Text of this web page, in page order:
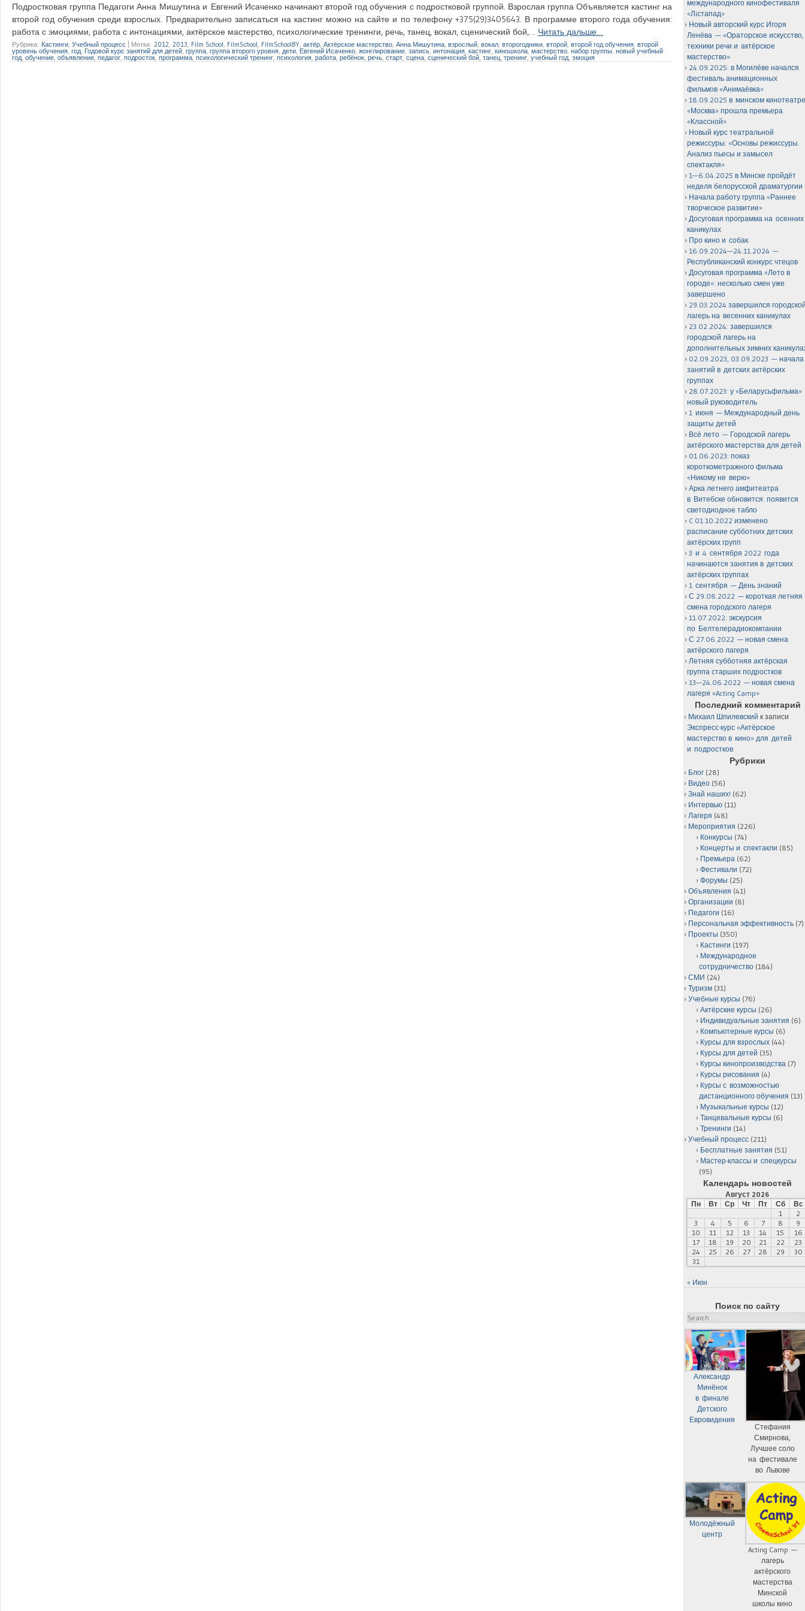
Подростковая группа Педагоги Анна Мишутина и Евгений Исаченко начинают второй год обучения с подростковой группой. Взрослая группа Объявляется кастинг на
второй год обучения среди взрослых. Предварительно записаться на кастинг можно на сайте и по телефону +375(29)3405643. В программе второго года обучения:
работа с эмоциями, работа с интонациями, актёрское мастерство, психологические тренинги, речь, танец, вокал, сценический бой,… Читать дальше…
Рубрика: Кастинги Учебный процесс Метки: 2012 2013 Film School FilmSchool FilmSchoolBY актёр Актёрское мастерство Анна Мишутина взрослый вокал второгодники второй второй год обучения второй
уровень обучения, год Годовой курс занятий для детей группа группа второго уровня дети Евгений Исаченко жонглирование запись интонация кастинг киношкола, мастерство, набор группы, новый учебный
год обучение объявление, педагог подросток, программа, психологический тренинг психология работа ребёнок речь старт ,сцена сценический бой танец тренинг, учебный год эмоция
международного кинофестиваля
«Лiстапад»
Новый авторский курс Игоря
Ленёва — «Ораторское искусство,
техники речи и актёрское
мастерство»
24.09.2025: в Могилёве начался
фестиваль анимационных
фильмов «Анимаёвка»
18.09.2025 в минском
«Москва» прошла премьера
«Классной»
Новый курс театральной
режиссуры: «Основы режиссуры.
Анализ пьесы и замысел
спектакля»
1—6.04.2025 в Минске пройдёт
неделя белорусской драматургии
Начала работу группа «Раннее
творческое развитие»
Досуговая программа на осенних
каникулах
Про кино и собак
16.09.2024—24.11.2024 —
Республиканский конкурс чтецов
Досуговая программа «Лето в
городе»: несколько смен уже
завершено
29.03.2024 завершился
лагерь на весенних каникулах
23.02.2024: завершился
городской лагерь на
дополнительных зимних
02.09.2023, 03.09.2023 — начала
занятий в детских актёрских
группах
28.07.2023: у «Беларусьфильма»
новый руководитель
1 июня — Международный день
защиты детей
Всё лето — Городской лагерь
актёрского мастерства для детей
01.06.2023: показ
короткометражного фильма
«Никому не верю»
Арка летнего амфитеатра
в Витебске обновится: появится
светодиодное табло
C 01.10.2022 изменено
расписание субботних детских
актёрских групп
3 и 4 сентября 2022 года
начинаются занятия в детских
актёрских группах
1 сентября — День знаний
С 29.08.2022 — короткая летняя
смена городского лагеря
11.07.2022: экскурсия
по Белтелерадиокомпании
С 27.06.2022 — новая смена
актёрского лагеря
Летняя субботняя актёрская
группа старших подростков
13—24.06.2022 — новая смена
лагеря «Acting Camp»
Последний комментарий
Михаил Шпилевский к записи
Экспресс-курс «Актёрское
мастерство в кино» для детей
и подростков
Рубрики
Блог (28)
Видео (56)
Знай наших! (62)
Интервью (11)
Лагеря (48)
Мероприятия (226)
Конкурсы (74)
Концерты и спектакли (85)
Премьера (62)
Фестивали (72)
Форумы (25)
Объявления (41)
Организации (8)
Педагоги (16)
Персональная эффективность (7)
Проекты (350)
Кастинги (197)
Международное
сотрудничество (184)
СМИ (24)
Туризм (31)
Учебные курсы (76)
Актёрские курсы (26)
Индивидуальные занятия (6)
Компьютерные курсы (6)
Курсы для взрослых (44)
Курсы для детей (35)
Курсы кинопроизводства (7)
Курсы рисования (4)
Курсы с возможностью
дистанционного обучения (13)
Музыкальные курсы (12)
Танцевальные курсы (6)
Тренинги (14)
Учебный процесс (211)
Бесплатные занятия (51)
Мастер-классы и спецкурсы
(95)
Календарь новостей
Август 2026
Пн
Вт Ср Чт Пт Сб
Вс
1
2
3
4 5 6 7 8
9
10
11 12 13 14 15
16
17
18 19 20 21 22
23
24
25 26 27 28 29
30
31
« Июн
Поиск по сайту
Search
Александр
Минёнок
в финале
Детского
Евровидения
Стефания
Смирнова,
Лучшее соло
на фестивале
во Львове
Молодёжный
центр
Acting Camp —
лагерь
актёрского
мастерства
Минской
школы кино